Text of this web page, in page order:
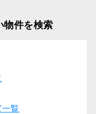
物件を検索
覧